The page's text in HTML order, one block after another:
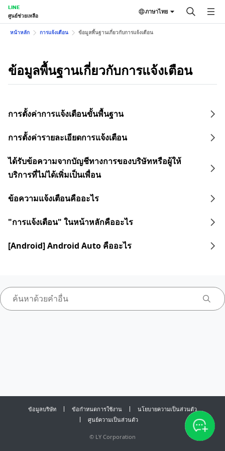
LINE
ศูนย์ช่วยเหลือ
ภาษาไทย
หน้าหลัก การแจ้งเตือน ข้อมูลพื้นฐานเกี่ยวกับการแจ้งเตือน
ข้อมูลพื้นฐานเกี่ยวกับการแจ้งเตือน
การตั้งค่าการแจ้งเตือนขั้นพื้นฐาน
การตั้งค่ารายละเอียดการแจ้งเตือน
ได้รับข้อความจากบัญชีทางการของบริษัทหรือผู้ให้
บริการที่ไม่ได้เพิ่มเป็นเพื่อน
ข้อความแจ้งเตือนคืออะไร
"การแจ้งเตือน" ในหน้าหลักคืออะไร
[Android] Android Auto คืออะไร
ข้อมูลบริษัท ข้อกำหนดการใช้งาน
นโยบายความเป็นส่วนตัว
ศูนย์ความเป็นส่วนตัว
© LY Corporation